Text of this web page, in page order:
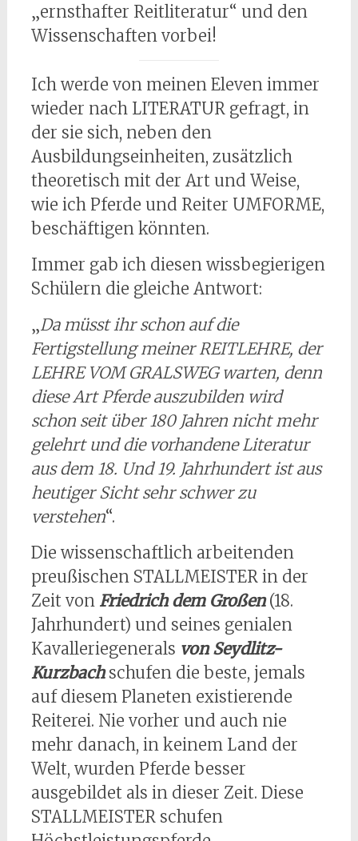
„ernsthafter Reitliteratur“ und den
Wissenschaften vorbei!
Ich werde von meinen Eleven immer
wieder nach LITERATUR gefragt, in
der sie sich, neben den
Ausbildungseinheiten, zusätzlich
theoretisch mit der Art und Weise,
wie ich Pferde und Reiter UMFORME,
beschäftigen könnten.
Immer gab ich diesen wissbegierigen
Schülern die gleiche Antwort:
„Da müsst ihr schon auf die
Fertigstellung meiner REITLEHRE, der
LEHRE VOM GRALSWEG warten, denn
diese Art Pferde auszubilden wird
schon seit über 180 Jahren nicht mehr
gelehrt und die vorhandene Literatur
aus dem 18. Und 19. Jahrhundert ist aus
heutiger Sicht sehr schwer zu
verstehen“.
Die wissenschaftlich arbeitenden
preußischen STALLMEISTER in der
Zeit von Friedrich dem Großen(18.
Jahrhundert) und seines genialen
Kavalleriegenerals von Seydlitz-
Kurzbachschufen die beste, jemals
auf diesem Planeten existierende
Reiterei. Nie vorher und auch nie
mehr danach, in keinem Land der
Welt, wurden Pferde besser
ausgebildet als in dieser Zeit. Diese
STALLMEISTER schufen